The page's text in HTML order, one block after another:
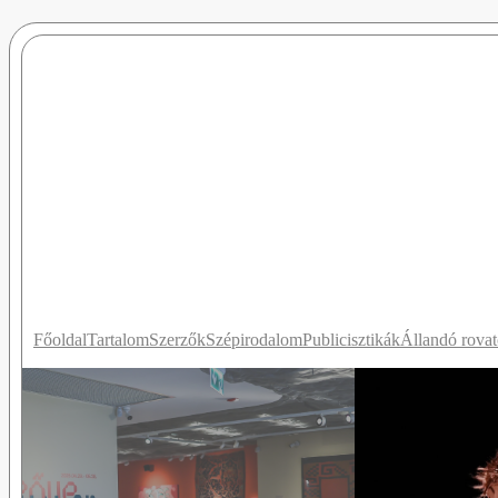
FőoldalTartalomSzerzőkSzépirodalomPublicisztikákÁllandó